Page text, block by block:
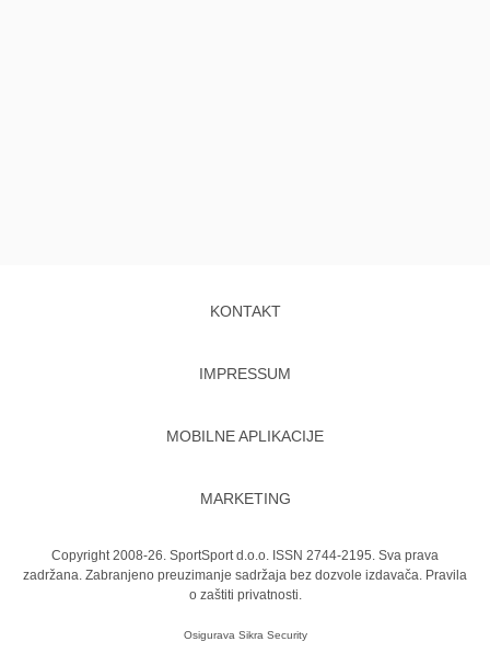
KONTAKT
IMPRESSUM
MOBILNE APLIKACIJE
MARKETING
Copyright 2008-26. SportSport d.o.o. ISSN 2744-2195. Sva prava
zadržana. Zabranjeno preuzimanje sadržaja bez dozvole izdavača. Pravila
o zaštiti privatnosti.
Osigurava Sikra Security